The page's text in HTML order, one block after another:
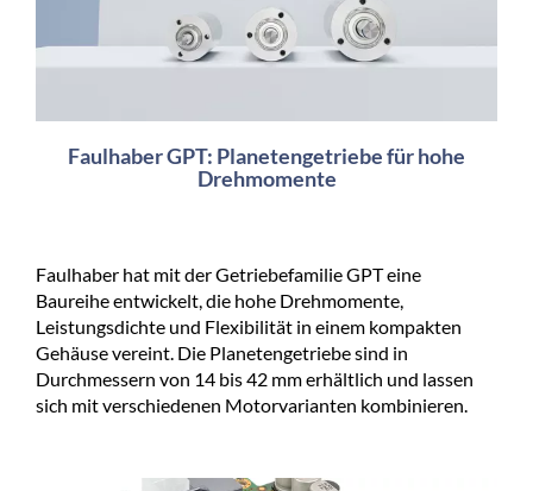
Faulhaber GPT: Planetengetriebe für hohe
Drehmomente
Faulhaber hat mit der Getriebefamilie GPT eine
Baureihe entwickelt, die hohe Drehmomente,
Leistungsdichte und Flexibilität in einem kompakten
Gehäuse vereint. Die Planetengetriebe sind in
Durchmessern von 14 bis 42 mm erhältlich und lassen
sich mit verschiedenen Motorvarianten kombinieren.